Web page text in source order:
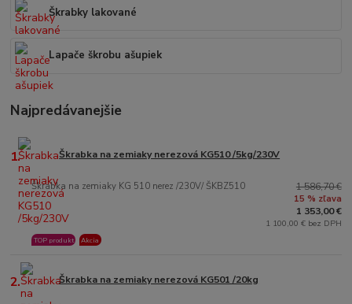
Škrabky lakované
Lapače škrobu ašupiek
Najpredávanejšie
1. Škrabka na zemiaky nerezová KG510 /5kg/230V
Škrabka na zemiaky KG 510 nerez /230V/ ŠKBZ510
TOP produkt Akcia
1 586,70 €
15 % zľava
1 353,00 €
1 100,00 € bez DPH
2. Škrabka na zemiaky nerezová KG501 /20kg